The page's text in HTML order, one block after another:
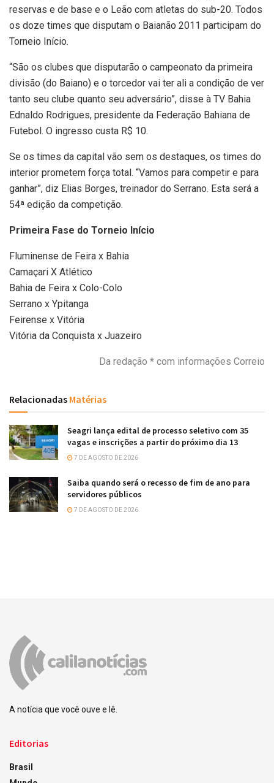
reservas e de base e o Leão com atletas do sub-20. Todos
os doze times que disputam o Baianão 2011 participam do
Torneio Início.
“São os clubes que disputarão o campeonato da primeira
divisão (do Baiano) e o torcedor vai ter ali a condição de ver
tanto seu clube quanto seu adversário”, disse à TV Bahia
Ednaldo Rodrigues, presidente da Federação Bahiana de
Futebol. O ingresso custa R$ 10.
Se os times da capital vão sem os destaques, os times do
interior prometem força total. “Vamos para competir e para
ganhar”, diz Elias Borges, treinador do Serrano. Esta será a
54ª edição da competição.
Primeira Fase do Torneio Início
Fluminense de Feira x Bahia
Camaçari X Atlético
Bahia de Feira x Colo-Colo
Serrano x Ypitanga
Feirense x Vitória
Vitória da Conquista x Juazeiro
Da redação * com informações Correio
Relacionadas Matérias
Seagri lança edital de processo seletivo com 35
vagas e inscrições a partir do próximo dia 13
7 DE AGOSTO DE 2026
Saiba quando será o recesso de fim de ano para
servidores públicos
7 DE AGOSTO DE 2026
A notícia que você ouve e lê.
Editorias
Brasil